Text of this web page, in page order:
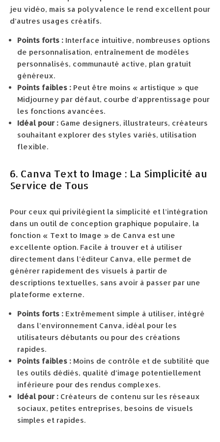
jeu vidéo, mais sa polyvalence le rend excellent pour
d’autres usages créatifs.
Points forts : Interface intuitive, nombreuses options
de personnalisation, entraînement de modèles
personnalisés, communauté active, plan gratuit
généreux.
Points faibles : Peut être moins « artistique » que
Midjourney par défaut, courbe d’apprentissage pour
les fonctions avancées.
Idéal pour : Game designers, illustrateurs, créateurs
souhaitant explorer des styles variés, utilisation
flexible.
6. Canva Text to Image : La Simplicité au
Service de Tous
Pour ceux qui privilégient la simplicité et l’intégration
dans un outil de conception graphique populaire, la
fonction « Text to Image » de Canva est une
excellente option. Facile à trouver et à utiliser
directement dans l’éditeur Canva, elle permet de
générer rapidement des visuels à partir de
descriptions textuelles, sans avoir à passer par une
plateforme externe.
Points forts : Extrêmement simple à utiliser, intégré
dans l’environnement Canva, idéal pour les
utilisateurs débutants ou pour des créations
rapides.
Points faibles : Moins de contrôle et de subtilité que
les outils dédiés, qualité d’image potentiellement
inférieure pour des rendus complexes.
Idéal pour : Créateurs de contenu sur les réseaux
sociaux, petites entreprises, besoins de visuels
simples et rapides.